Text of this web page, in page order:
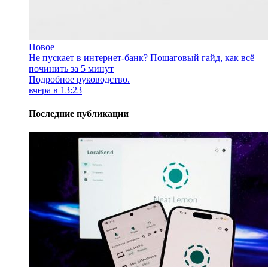
Новое
Не пускает в интернет-банк? Пошаговый гайд, как всё
починить за 5 минут
Подробное руководство.
вчера в 13:23
Последние публикации